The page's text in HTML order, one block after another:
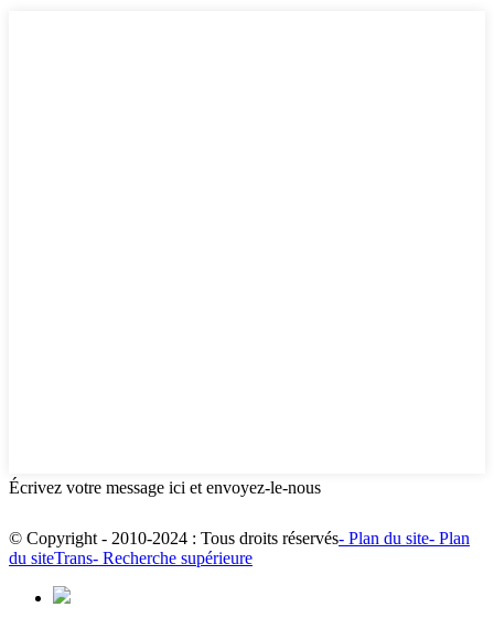
Écrivez votre message ici et envoyez-le-nous
© Copyright - 2010-2024 : Tous droits réservés- Plan du site- Plan
du siteTrans- Recherche supérieure